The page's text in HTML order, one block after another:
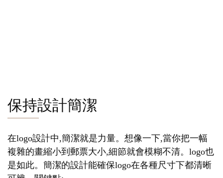
保持設計簡潔
在logo設計中,簡潔就是力量。想像一下,當你把一幅
複雜的畫縮小到郵票大小,細節就會模糊不清。logo也
是如此。簡潔的設計能確保logo在各種尺寸下都清晰